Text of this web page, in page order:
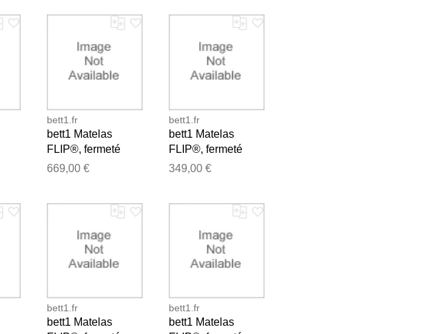
bett1.fr
bett1 Matelas
FLIP®, fermeté
moyenne (H3),
669,00 €
bett1.fr
bett1 Matelas
FLIP®, fermeté
moyenne (H3),
349,00 €
bett1.fr
bett1 Matelas
bett1.fr
bett1 Matelas